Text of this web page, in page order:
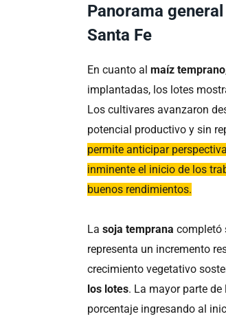
Panorama
Santa Fe
En cuanto almaíz temprano
implantadas, los lotes
Los cultivares avanzaron
potencial productivo y sin
permite anticipar
inminente el inicio de los
buenos rendimientos.
Lasoja temprana completó
representa un incremento
crecimiento vegetativo
los lotes. La mayor parte
porcentaje ingresando al